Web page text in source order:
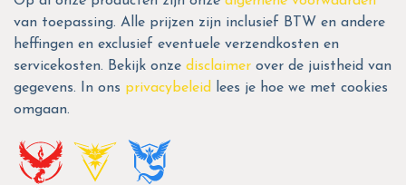
van toepassing. Alle prijzen zijn inclusief BTW en andere
heffingen en exclusief eventuele verzendkosten en
servicekosten. Bekijk onze disclaimer over de juistheid van
gegevens. In ons privacybeleid
lees je hoe we met cookies
omgaan.